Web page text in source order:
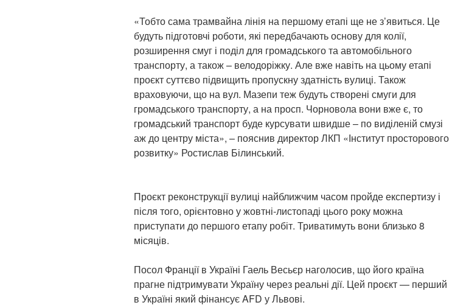
«Тобто сама трамвайна лінія на першому етапі ще не з’явиться. Це
будуть підготовчі роботи, які передбачають основу для колії,
розширення смуг і поділ для громадського та автомобільного
транспорту, а також – велодоріжку. Але вже навіть на цьому етапі
проєкт суттєво підвищить пропускну здатність вулиці. Також
враховуючи, що на вул. Мазепи теж будуть створені смуги для
громадського транспорту, а на просп. Чорновола вони вже є, то
громадський транспорт буде курсувати швидше – по виділеній смузі
аж до центру міста», – пояснив директор ЛКП «Інститут просторового
розвитку» Ростислав Білинський.
Проєкт реконструкції вулиці найближчим часом пройде експертизу і
після того, орієнтовно у жовтні-листопаді цього року можна
приступати до першого етапу робіт. Триватимуть вони близько 8
місяців.
Посол Франції в Україні Гаель Весьєр наголосив, що його країна
прагне підтримувати Україну через реальні дії. Цей проєкт — перший
в Україні який фінансує AFD у Львові.